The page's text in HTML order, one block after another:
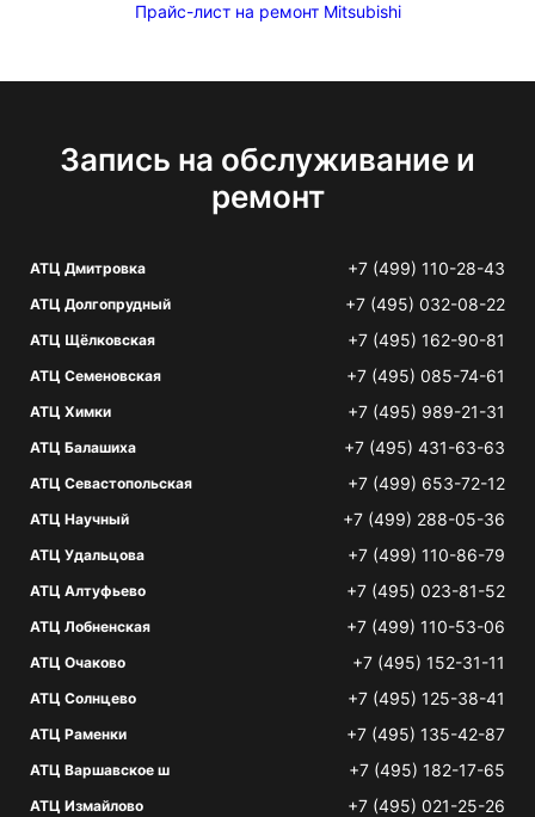
Прайс-лист на ремонт Mitsubishi
Запись на обслуживание и
ремонт
АТЦ Дмитровка +7 (499) 110-28-43
АТЦ Долгопрудный +7 (495) 032-08-22
АТЦ Щёлковская +7 (495) 162-90-81
АТЦ Семеновская +7 (495) 085-74-61
АТЦ Химки +7 (495) 989-21-31
АТЦ Балашиха +7 (495) 431-63-63
АТЦ Севастопольская +7 (499) 653-72-12
АТЦ Научный +7 (499) 288-05-36
АТЦ Удальцова +7 (499) 110-86-79
АТЦ Алтуфьево +7 (495) 023-81-52
АТЦ Лобненская +7 (499) 110-53-06
АТЦ Очаково +7 (495) 152-31-11
АТЦ Солнцево +7 (495) 125-38-41
АТЦ Раменки +7 (495) 135-42-87
АТЦ Варшавское ш +7 (495) 182-17-65
АТЦ Измайлово +7 (495) 021-25-26